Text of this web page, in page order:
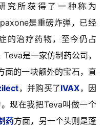
究所获得了一种称为
是重磅炸弹，已经
的治疗药物，至今仍占
是一家仿制药公司，
面的一块额外的宝石，直
，并购买了IVAX，因
现在我把Teva叫做一个
药方面，另一个头则是蓬